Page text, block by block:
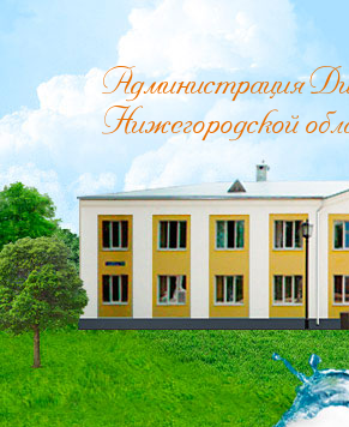
Администрация
Нижегородской